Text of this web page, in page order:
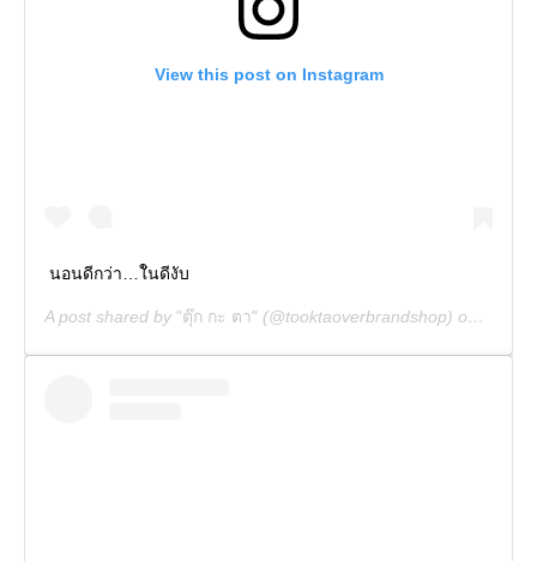
View this post on Instagram
นอนดีกว่า…ใันดีงับ
A post shared by "ตุ๊ก กะ ตา" (@tooktaoverbrandshop) on